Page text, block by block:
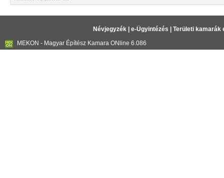
Névjegyzék| e-Ügyintézés
Területi kamarák
MEKON - Magyar Építész Kamara ONline 6.086